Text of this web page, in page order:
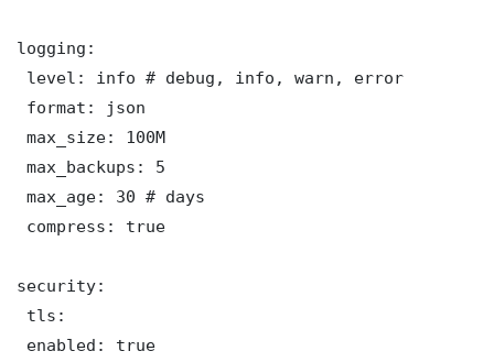
logging:
level: info # debug, info, warn, error
format: json
max_size: 100M
max_backups: 5
max_age: 30 # days
compress: true
security:
tls:
enabled: true